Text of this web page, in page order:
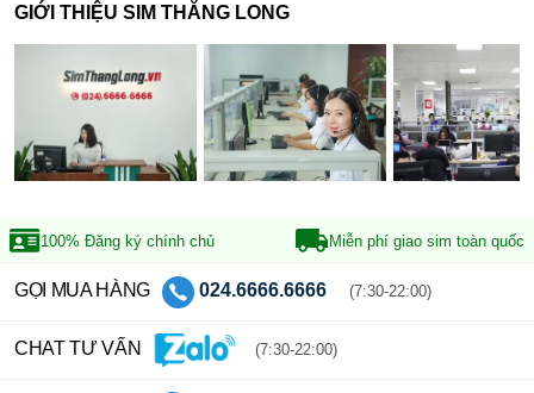
GIỚI THIỆU SIM THĂNG LONG
100% Đăng ký chính chủ Miễn phí giao sim toàn quốc
GỌI MUA HÀNG 024.6666.6666 (7:30-22:00)
CHAT TƯ VẤN (7:30-22:00)